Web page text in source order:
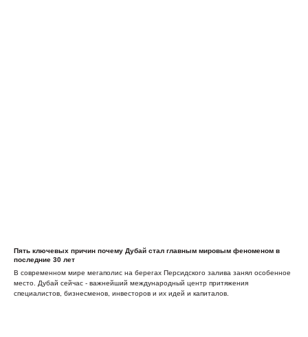
Пять ключевых причин почему Дубай стал главным мировым феноменом в
последние 30 лет
В современном мире мегаполис на берегах Персидского залива занял особенное
место. Дубай сейчас - важнейший международный центр притяжения
специалистов, бизнесменов, инвесторов и их идей и капиталов.